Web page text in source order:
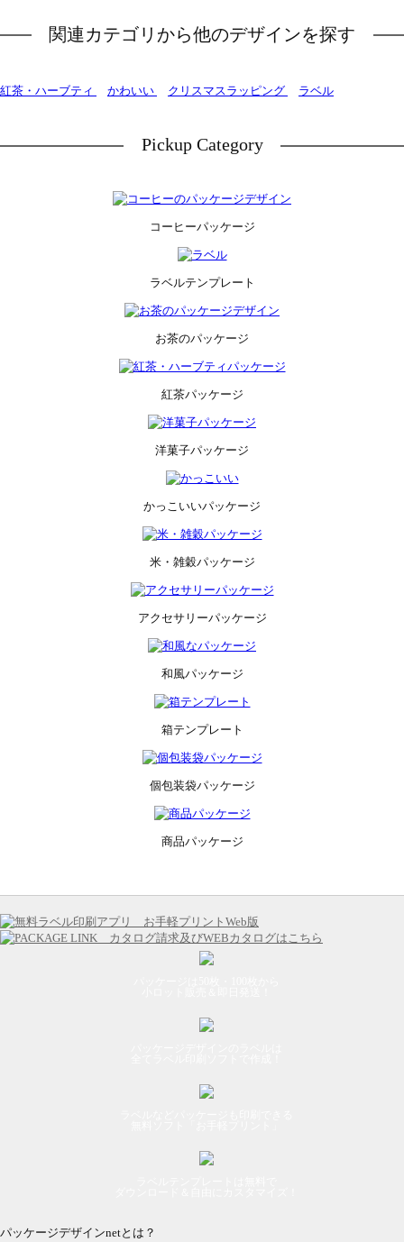
関連カテゴリから他のデザインを探す
紅茶・ハーブティ かわいい クリスマスラッピング ラベル
Pickup Category
コーヒーパッケージ
ラベルテンプレート
お茶のパッケージ
紅茶パッケージ
洋菓子パッケージ
かっこいいパッケージ
米・雑穀パッケージ
アクセサリーパッケージ
和風パッケージ
箱テンプレート
個包装袋パッケージ
商品パッケージ
パッケージデザインnetとは？